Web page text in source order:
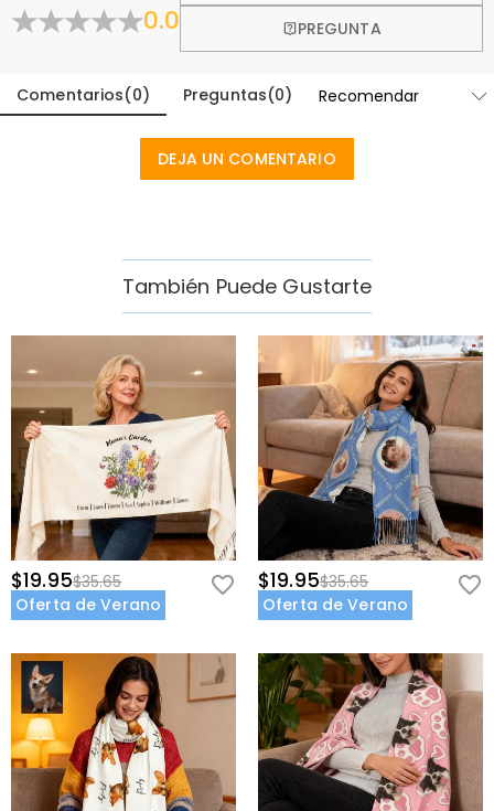
0.0 PREGUNTA
Comentarios(0) Preguntas(0)
DEJA UN COMENTARIO
También Puede Gustarte
$19.95$35.65
Oferta de Verano
$19.95$35.65
Oferta de Verano